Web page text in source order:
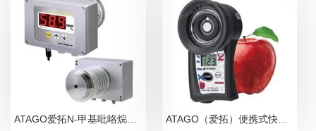
ATAGO（爱拓）便携式快速苹果无损糖度计